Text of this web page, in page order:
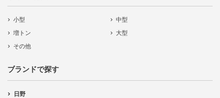
小型
中型
増トン
大型
その他
ブランドで探す
日野